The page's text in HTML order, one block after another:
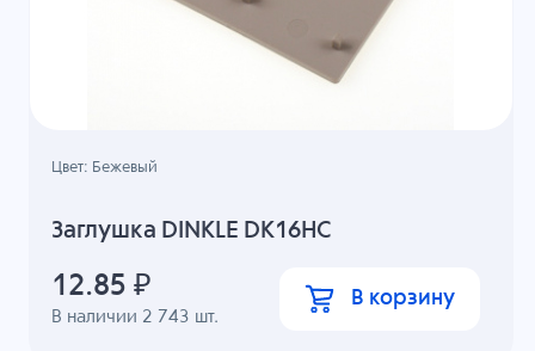
Заглушка DINKLE DK16HC
В наличии 2 743 шт.
Цвет: Бежевый
12.85 ₽ В корзину